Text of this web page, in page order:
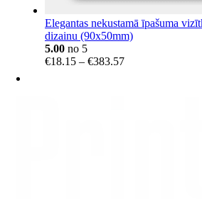
Elegantas nekustamā īpašuma
dizainu (90x50mm)
5.00 no 5
€18.15 – €383.57Price